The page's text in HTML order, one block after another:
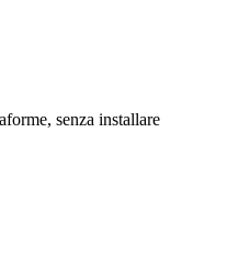
senza installare